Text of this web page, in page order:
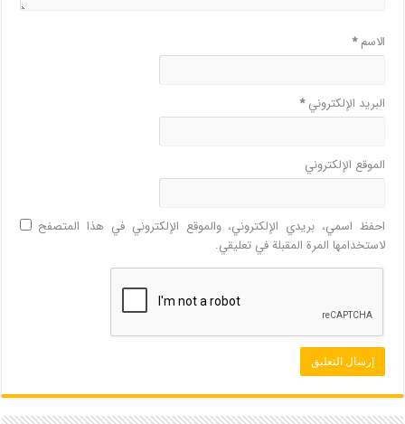
الاسم*
البريد الإلكتروني*
الموقع الإلكتروني
احفظ اسمي، بريدي الإلكتروني، والموقع الإلكتروني في هذا المتصفح
لاستخدامها المرة المقبلة في تعليقي.